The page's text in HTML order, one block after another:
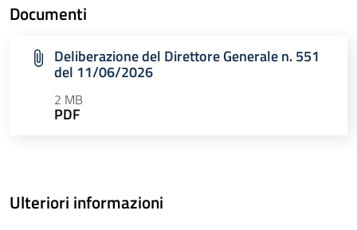
Documenti
Deliberazione del Direttore Generale n. 551
del 11/06/2026
2 MB
PDF
Ulteriori informazioni